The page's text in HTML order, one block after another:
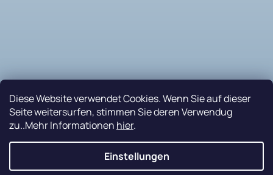
Diese Website verwendet Cookies. Wenn Sie auf dieser
Seite weitersurfen, stimmen Sie deren Verwendug
zu..Mehr Informationen hier.
Einstellungen
Auf Instagram folgen